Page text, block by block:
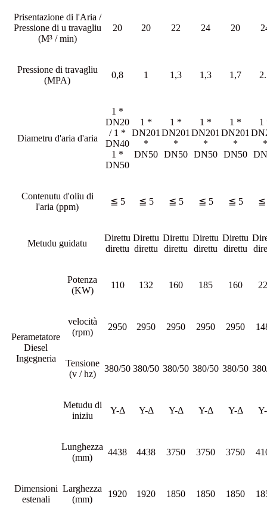
Prisentazione di l'Aria /
Pressione di u travagliu
(M³ / min)
20 20 22 24 20
Pressione di travagliu
(MPA)
0,8 1 1,3 1,3 1,7
Diametru d'aria d'aria
1 *
DN20
/ 1 *
DN40
1 *
DN50
1 *
DN201
*
DN50
1 *
DN201
*
DN50
1 *
DN201
*
DN50
1 *
DN201
*
DN50
1
*
Contenutu d'oliu di
l'aria (ppm)
≦ 5 ≦ 5 ≦ 5 ≦ 5 ≦ 5 ≦
Metudu guidatu
Direttu
direttu
Direttu
direttu
Direttu
direttu
Direttu
direttu
Direttu
direttu
Perametatore
Diesel
Ingegneria
Potenza
(KW)
110 132 160 185 160
velocità
(rpm)
2950 2950 2950 2950 2950
Tensione
(v / hz)
380/50 380/50 380/50 380/50 380/50
Metudu di
iniziu
Υ-Δ Υ-Δ Υ-Δ Υ-Δ Υ-Δ
Dimensioni
estenali
Lunghezza
(mm)
4438 4438 3750 3750 3750
Larghezza
(mm)
1920 1920 1850 1850 1850